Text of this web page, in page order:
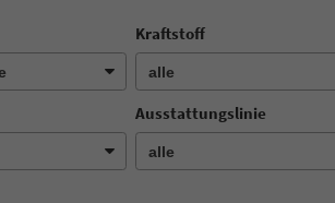
Kraftstoff
Ausstattungslinie